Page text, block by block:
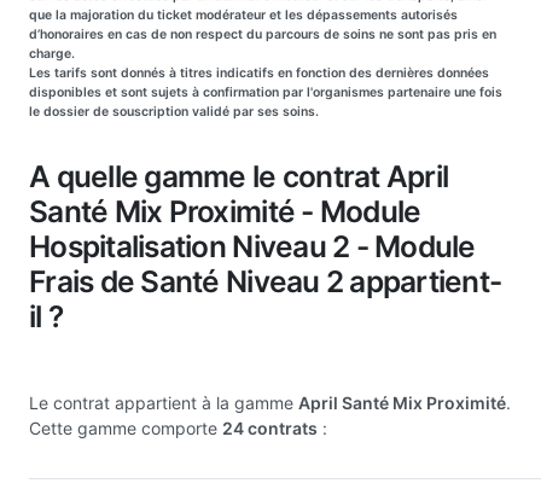
que la majoration du ticket modérateur et les dépassements autorisés
d’honoraires en cas de non respect du parcours de soins ne sont pas pris en
charge.
Les tarifs sont donnés à titres indicatifs en fonction des dernières données
disponibles et sont sujets à confirmation par l'organismes partenaire une fois
le dossier de souscription validé par ses soins.
A quelle gamme le contrat April
Santé Mix Proximité - Module
Hospitalisation Niveau 2 - Module
Frais de Santé Niveau 2 appartient-
il ?
Le contrat appartient à la gamme April Santé Mix Proximité.
Cette gamme comporte 24 contrats :